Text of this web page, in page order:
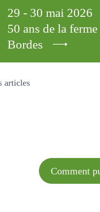
29 - 30 mai 2026
50 ans de la
Bordes
Tous les articles
Comment